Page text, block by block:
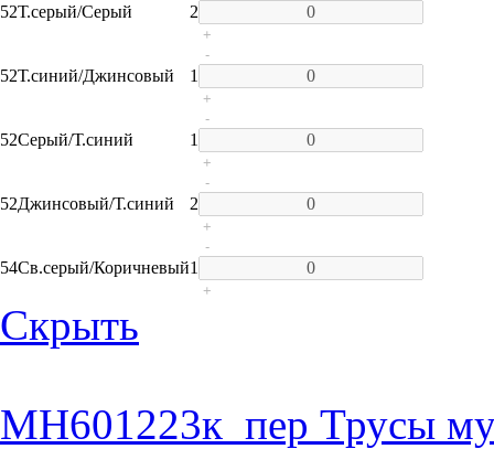
52Т.серый/Серый 2
+
52Т.синий/Джинсовый 1
-
+
52Серый/Т.синий 1
-
+
52Джинсовый/Т.синий 2
-
+
54Св.серый/Коричневый1
-
+
Скрыть
MH601223к_пер Трусы